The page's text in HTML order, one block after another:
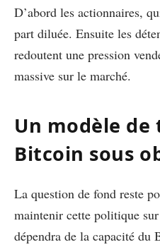
D’abord les actionnaires,
part diluée. Ensuite les
redoutent une pression
massive sur le marché.
Un modèle de
Bitcoin sous
La question de fond reste
maintenir cette politique
dépendra de la capacité du